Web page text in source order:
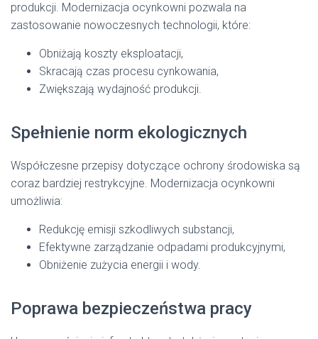
produkcji. Modernizacja ocynkowni pozwala na
zastosowanie nowoczesnych technologii, które:
Obniżają koszty eksploatacji,
Skracają czas procesu cynkowania,
Zwiększają wydajność produkcji.
Spełnienie norm ekologicznych
Współczesne przepisy dotyczące ochrony środowiska są
coraz bardziej restrykcyjne. Modernizacja ocynkowni
umożliwia:
Redukcję emisji szkodliwych substancji,
Efektywne zarządzanie odpadami produkcyjnymi,
Obniżenie zużycia energii i wody.
Poprawa bezpieczeństwa pracy